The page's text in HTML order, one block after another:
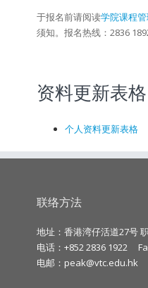
于报名前请阅读学院课程
须知。报名热线：2836
资料更新表格
个人资料更新表格
联络方法
地址：香港湾仔活道27号
电话：+852 2836 1922
电邮： peak@vtc.edu.hk